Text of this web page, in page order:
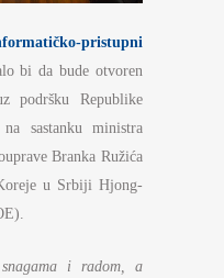
pristupni
bi da bude otvoren
podršku Republike
sastanku ministra
Branka Ružića
u Srbiji Hjong-
i radom, a